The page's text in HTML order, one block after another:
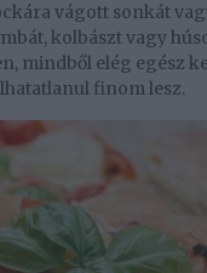
vágott sonkát
kolbászt vagy
mindből elég egész
finom lesz.